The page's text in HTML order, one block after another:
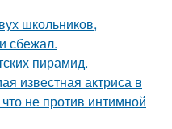
школьников,
сбежал.
пирамид.
известная актриса в
не против интимной